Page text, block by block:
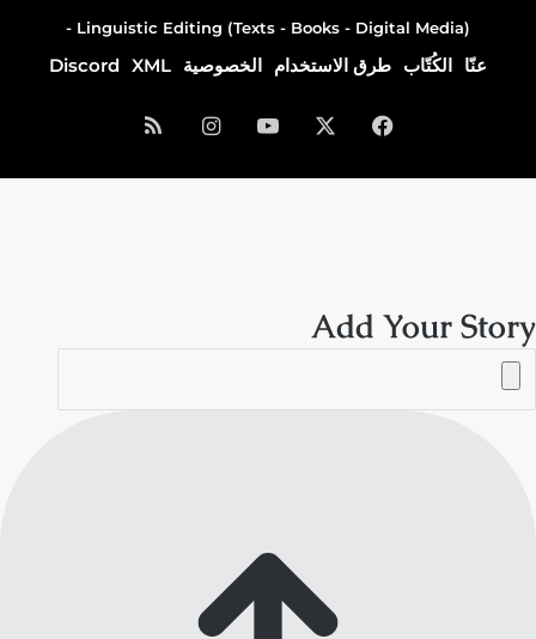
Linguistic Editing (Texts - Books - Digital Media) -
عنّا الكُتّاب طرق الاستخدام الخصوصية XML
Discord
فيسبوك ‫YouTubeانستقرامملخص
الموقع
Add Your Story